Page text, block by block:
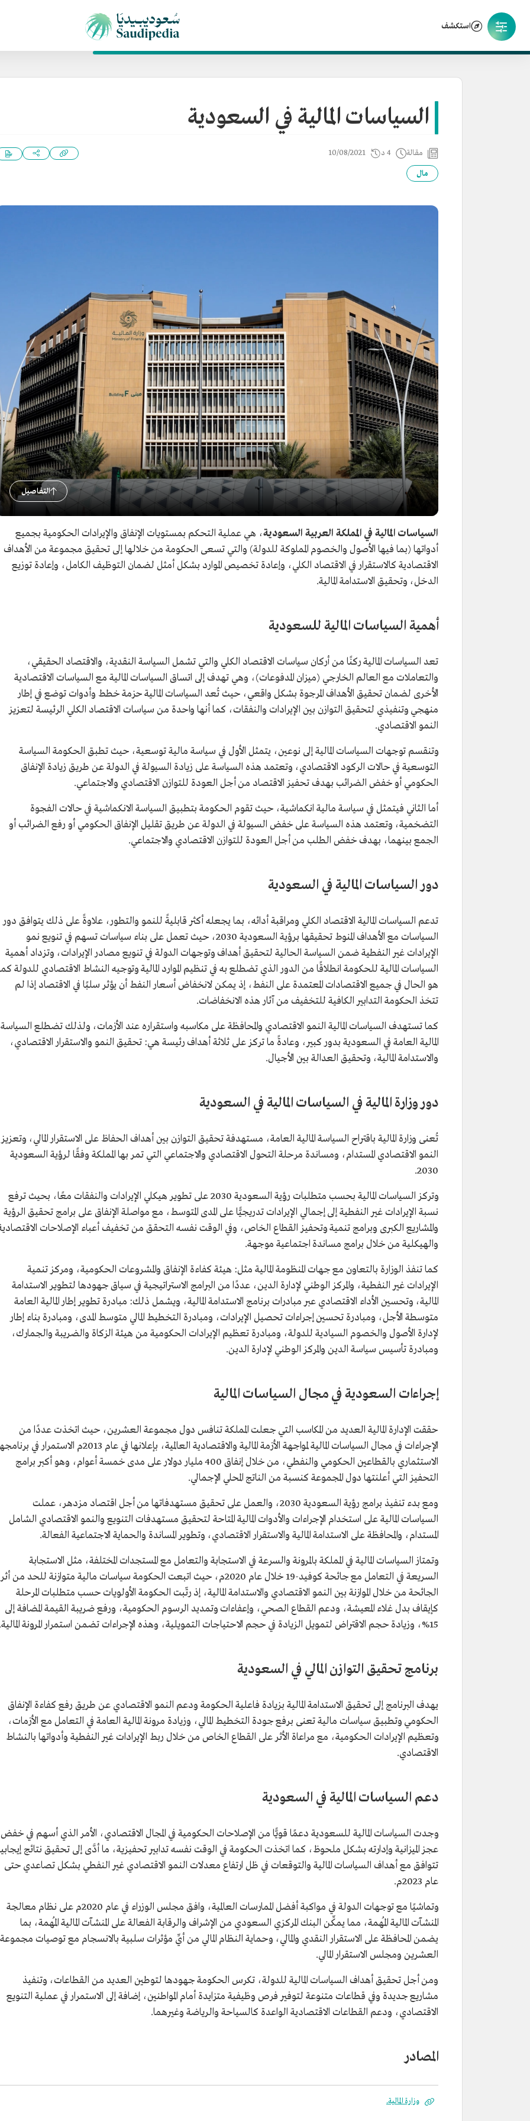
استكشف
السياسات المالية في السعودية
مقالة 4 د 10/08/2021
مال
التفاصيل
السياسات المالية في المملكة العربية السعودية، هي عملية التحكم بمستويات الإنفاق والإيرادات الحكومية بجميع
أدواتها (بما فيها الأصول والخصوم المملوكة للدولة) والتي تسعى الحكومة من خلالها إلى تحقيق مجموعة من الأهداف
الاقتصادية كالاستقرار في الاقتصاد الكلي، وإعادة تخصيص الموارد بشكل أمثل لضمان التوظيف الكامل، وإعادة توزيع
الدخل، وتحقيق الاستدامة المالية.
أهمية السياسات المالية للسعودية
تعد السياسات المالية ركنًا من أركان سياسات الاقتصاد الكلي والتي تشمل السياسة النقدية، والاقتصاد الحقيقي،
والتعاملات مع العالم الخارجي (ميزان المدفوعات)، وهي تهدف إلى اتساق السياسات المالية مع السياسات الاقتصادية
الأخرى لضمان تحقيق الأهداف المرجوة بشكل واقعي، حيث تُعد السياسات المالية حزمة خطط وأدوات توضع في إطار
منهجي وتنفيذي لتحقيق التوازن بين الإيرادات والنفقات، كما أنها واحدة من سياسات الاقتصاد الكلي الرئيسة لتعزيز
النمو الاقتصادي.
وتنقسم توجهات السياسات المالية إلى نوعين، يتمثل الأول في سياسة مالية توسعية، حيث تطبق الحكومة السياسة
التوسعية في حالات الركود الاقتصادي، وتعتمد هذه السياسة على زيادة السيولة في الدولة عن طريق زيادة الإنفاق
الحكومي أو خفض الضرائب بهدف تحفيز الاقتصاد من أجل العودة للتوازن الاقتصادي والاجتماعي.
أما الثاني فيتمثل في سياسة مالية انكماشية، حيث تقوم الحكومة بتطبيق السياسة الانكماشية في حالات الفجوة
التضخمية، وتعتمد هذه السياسة على خفض السيولة في الدولة عن طريق تقليل الإنفاق الحكومي أو رفع الضرائب أو
الجمع بينهما، بهدف خفض الطلب من أجل العودة للتوازن الاقتصادي والاجتماعي.
دور السياسات المالية في السعودية
تدعم السياسات المالية الاقتصاد الكلي ومراقبة أدائه، بما يجعله أكثر قابليةً للنمو والتطور، علاوةً على ذلك يتوافق دور
السياسات مع الأهداف المنوط تحقيقها برؤية السعودية 2030، حيث تعمل على بناء سياسات تسهم في تنويع نمو
الإيرادات غير النفطية ضمن السياسة الحالية لتحقيق أهداف وتوجهات الدولة في تنويع مصادر الإيرادات، وتزداد أهمية
السياسات المالية للحكومة انطلاقًا من الدور الذي تضطلع به في تنظيم الموارد المالية وتوجيه النشاط الاقتصادي للدولة
هو الحال في جميع الاقتصادات المعتمدة على النفط، إذ يمكن لانخفاض أسعار النفط أن يؤثر سلبًا في الاقتصاد إذا لم
تتخذ الحكومة التدابير الكافية للتخفيف من آثار هذه الانخفاضات.
كما تستهدف السياسات المالية النمو الاقتصادي والمحافظة على مكاسبه واستقراره عند الأزمات، ولذلك تضطلع السياسة
المالية العامة في السعودية بدور كبير، وعادةً ما تركز على ثلاثة أهداف رئيسة هي: تحقيق النمو والاستقرار الاقتصادي،
والاستدامة المالية، وتحقيق العدالة بين الأجيال.
دور وزارة المالية في السياسات المالية في السعودية
تُعنى وزارة المالية باقتراح السياسة المالية العامة، مستهدفة تحقيق التوازن بين أهداف الحفاظ على الاستقرار المالي، وتعزيز
النمو الاقتصادي المستدام، ومساندة مرحلة التحول الاقتصادي والاجتماعي التي تمر بها المملكة وفقًا لرؤية السعودية
2030.
وتركز السياسات المالية بحسب متطلبات رؤية السعودية 2030 على تطوير هيكلي الإيرادات والنفقات معًا، بحيث ترفع
نسبة الإيرادات غير النفطية إلى إجمالي الإيرادات تدريجيًّا على المدى المتوسط، مع مواصلة الإنفاق على برامج تحقيق الرؤية
والمشاريع الكبرى وبرامج تنمية وتحفيز القطاع الخاص، وفي الوقت نفسه التحقق من تخفيف أعباء الإصلاحات
والهيكلية من خلال برامج مساندة اجتماعية موجهة.
كما تنفذ الوزارة بالتعاون مع جهات المنظومة المالية مثل: هيئة كفاءة الإنفاق والمشروعات الحكومية، ومركز تنمية
الإيرادات غير النفطية، والمركز الوطني لإدارة الدين، عددًا من البرامج الاستراتيجية في سياق جهودها لتطوير الاستدامة
المالية، وتحسين الأداء الاقتصادي عبر مبادرات برنامج الاستدامة المالية، ويشمل ذلك: مبادرة تطوير إطار المالية العامة
متوسطة الأجل، ومبادرة تحسين إجراءات تحصيل الإيرادات، ومبادرة التخطيط المالي متوسط المدى، ومبادرة بناء إطار
لإدارة الأصول والخصوم السيادية للدولة، ومبادرة تعظيم الإيرادات الحكومية من هيئة الزكاة والضريبة والجمارك،
ومبادرة تأسيس سياسة الدين والمركز الوطني لإدارة الدين.
إجراءات السعودية في مجال السياسات المالية
حققت الإدارة المالية العديد من المكاسب التي جعلت المملكة تنافس دول مجموعة العشرين، حيث اتخذت عددًا من
الإجراءات في مجال السياسات المالية لمواجهة الأزمة المالية والاقتصادية العالمية، بإعلانها في عام 2013م الاستمرار في
الاستثماري بالقطاعين الحكومي والنفطي، من خلال إنفاق 400 مليار دولار على مدى خمسة أعوام، وهو أكبر برامج
التحفيز التي أعلنتها دول المجموعة كنسبة من الناتج المحلي الإجمالي.
ومع بدء تنفيذ برامج رؤية السعودية 2030، والعمل على تحقيق مستهدفاتها من أجل اقتصاد مزدهر، عملت
السياسات المالية على استخدام الإجراءات والأدوات المالية المتاحة لتحقيق مستهدفات التنويع والنمو الاقتصادي الشامل
المستدام، والمحافظة على الاستدامة المالية والاستقرار الاقتصادي، وتطوير المساندة والحماية الاجتماعية الفعالة.
وتمتاز السياسات المالية في المملكة بالمرونة والسرعة في الاستجابة والتعامل مع المستجدات المختلفة، مثل الاستجابة
السريعة في التعامل مع جائحة كوفيد-19 خلال عام 2020م، حيث اتبعت الحكومة سياسات مالية متوازنة للحد من أثر
الجائحة من خلال الموازنة بين النمو الاقتصادي والاستدامة المالية، إذ رتّبت الحكومة الأولويات حسب متطلبات المرحلة
كإيقاف بدل غلاء المعيشة، ودعم القطاع الصحي، وإعفاءات وتمديد الرسوم الحكومية، ورفع ضريبة القيمة المضافة إلى
15%، وزيادة حجم الاقتراض لتمويل الزيادة في حجم الاحتياجات التمويلية، وهذه الإجراءات تضمن استمرار المرونة المالية.
برنامج تحقيق التوازن المالي في السعودية
يهدف البرنامج إلى تحقيق الاستدامة المالية بزيادة فاعلية الحكومة ودعم النمو الاقتصادي عن طريق رفع كفاءة الإنفاق
الحكومي وتطبيق سياسات مالية تعنى برفع جودة التخطيط المالي، وزيادة مرونة المالية العامة في التعامل مع الأزمات،
وتعظيم الإيرادات الحكومية، مع مراعاة الأثر على القطاع الخاص من خلال ربط الإيرادات غير النفطية وأدواتها بالنشاط
الاقتصادي.
دعم السياسات المالية في السعودية
وجدت السياسات المالية للسعودية دعمًا قويًّا من الإصلاحات الحكومية في المجال الاقتصادي، الأمر الذي أسهم في خفض
عجز الميزانية وإدارته بشكل ملحوظ، كما اتخذت الحكومة في الوقت نفسه تدابير تحفيزية، ما أدَّى إلى تحقيق نتائج
تتوافق مع أهداف السياسات المالية والتوقعات في ظل ارتفاع معدلات النمو الاقتصادي غير النفطي بشكل تصاعدي حتى
عام 2023م.
وتماشيًا مع توجهات الدولة في مواكبة أفضل الممارسات العالمية، وافق مجلس الوزراء في عام 2020م على نظام معالجة
المنشآت المالية المُهمة، مما يمكِّن البنك المركزي السعودي من الإشراف والرقابة الفعالة على المنشآت المالية المُهمة، بما
يضمن المحافظة على الاستقرار النقدي والمالي، وحماية النظام المالي من أيِّ مؤثرات سلبية بالانسجام مع توصيات مجموعة
العشرين ومجلس الاستقرار المالي.
ومن أجل تحقيق أهداف السياسات المالية للدولة، تكرس الحكومة جهودها لتوطين العديد من القطاعات، وتنفيذ
مشاريع جديدة وفي قطاعات متنوعة لتوفير فرص وظيفية متزايدة أمام المواطنين، إضافة إلى الاستمرار في عملية التنويع
الاقتصادي، ودعم القطاعات الاقتصادية الواعدة كالسياحة والرياضة وغيرهما.
المصادر
وزارة المالية.